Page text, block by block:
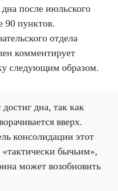
после июльского
90 пунктов.
отдела
комментирует
следующим образом.
дна, так как
вверх.
консолидации этот
«тактически бычьим»,
может возобновить